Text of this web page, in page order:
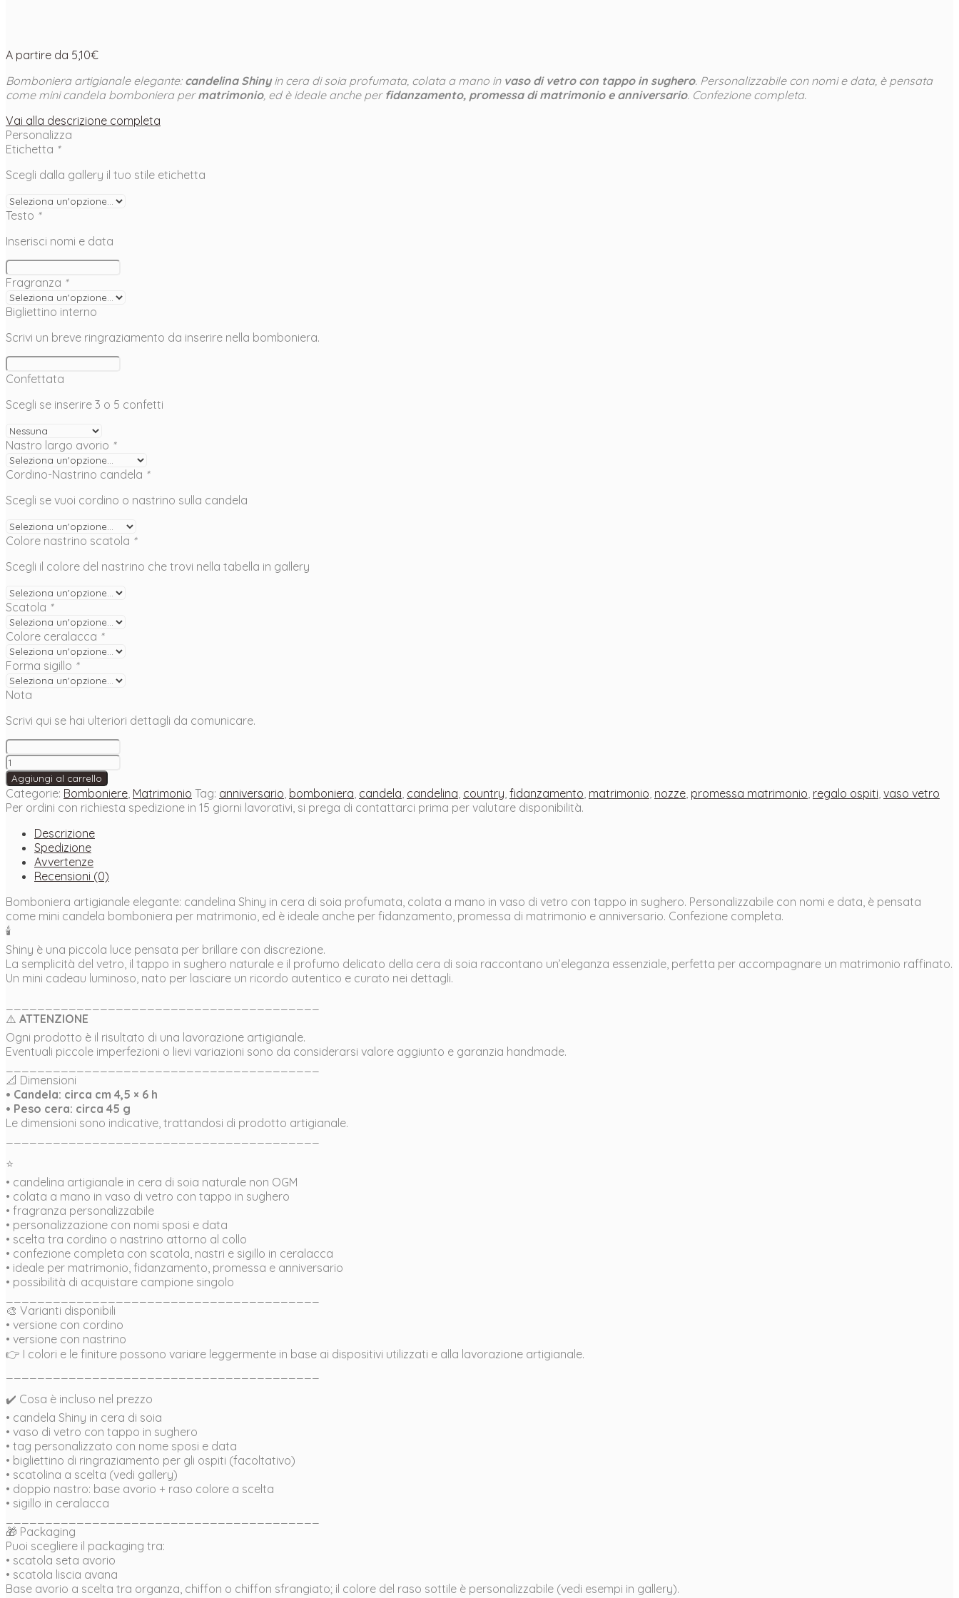
A partire da 5,10€
Bomboniera artigianale elegante: candelina Shinyin cera di soia profumata, colata a mano in vaso di vetro con tappo in sughero. Personalizzabile con nomi e data, è pensata
come mini candela bomboniera permatrimonio, ed è ideale anche per fidanzamento, promessa di matrimonio e anniversario. Confezione completa.
Vai alla descrizione completa
Personalizza
Etichetta *
Scegli dalla gallery il tuo stile etichetta
Testo *
Inserisci nomi e data
Fragranza *
Bigliettino interno
Scrivi un breve ringraziamento da inserire nella bomboniera.
Confettata
Scegli se inserire 3 o 5 confetti
Nastro largo avorio *
Cordino-Nastrino candela *
Scegli se vuoi cordino o nastrino sulla candela
Colore nastrino scatola *
Scegli il colore del nastrino che trovi nella tabella in gallery
Scatola *
Colore ceralacca *
Forma sigillo *
Nota
Scrivi qui se hai ulteriori dettagli da comunicare.
Candela
Shiny
in
cera
soia
bomboniera
profumata
quantità
Aggiungi al carrello
Categorie: Bomboniere Matrimonio Tag: anniversario bomboniera candela candelina country fidanzamento matrimonio nozze promessa matrimonio regalo ospiti vaso vetro
Per ordini con richiesta spedizione in 15 giorni lavorativi, si prega di contattarci prima per valutare disponibilità.
Descrizione
Spedizione
Avvertenze
Recensioni (0)
Bomboniera artigianale elegante: candelina Shiny in cera di soia profumata, colata a mano in vaso di vetro con tappo in sughero. Personalizzabile con nomi e data, è pensata
come mini candela bomboniera per matrimonio, ed è ideale anche per fidanzamento, promessa di matrimonio e anniversario. Confezione completa.
🕯️
Shiny è una piccola luce pensata per brillare con discrezione.
La semplicità del vetro, il tappo in sughero naturale e il profumo delicato della cera di soia raccontano un’eleganza essenziale, perfetta per accompagnare un matrimonio raffinato.
Un mini cadeau luminoso, nato per lasciare un ricordo autentico e curato nei dettagli.
⚠️ ATTENZIONE
Ogni prodotto è il risultato di una lavorazione artigianale.
Eventuali piccole imperfezioni o lievi variazioni sono da considerarsi valore aggiunto e garanzia handmade.
📐 Dimensioni
• Candela: circa cm 4,5 × 6 h
• Peso cera: circa 45 g
Le dimensioni sono indicative, trattandosi di prodotto artigianale.
⭐
• candelina artigianale in cera di soia naturale non OGM
• colata a mano in vaso di vetro con tappo in sughero
• fragranza personalizzabile
• personalizzazione con nomi sposi e data
• scelta tra cordino o nastrino attorno al collo
• confezione completa con scatola, nastri e sigillo in ceralacca
• ideale per matrimonio, fidanzamento, promessa e anniversario
• possibilità di acquistare campione singolo
🎨 Varianti disponibili
• versione con cordino
• versione con nastrino
👉 I colori e le finiture possono variare leggermente in base ai dispositivi utilizzati e alla lavorazione artigianale.
✔️ Cosa è incluso nel prezzo
• candela Shiny in cera di soia
• vaso di vetro con tappo in sughero
• tag personalizzato con nome sposi e data
• bigliettino di ringraziamento per gli ospiti (facoltativo)
• scatolina a scelta (vedi gallery)
• doppio nastro: base avorio + raso colore a scelta
• sigillo in ceralacca
🎁 Packaging
Puoi scegliere il packaging tra:
• scatola seta avorio
• scatola liscia avana
Base avorio a scelta tra organza, chiffon o chiffon sfrangiato; il colore del raso sottile è personalizzabile (vedi esempi in gallery).